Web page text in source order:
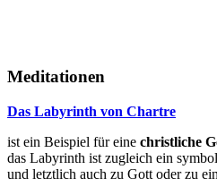
Meditationen
Das Labyrinth von Chartre
ist ein Beispiel für eine christliche
das Labyrinth ist zugleich ein
und letztlich auch zu Gott oder zu